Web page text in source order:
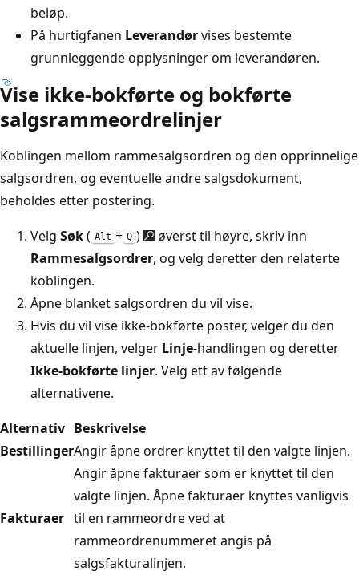
beløp.
På hurtigfanen Leverandørvises bestemte
grunnleggende opplysninger om leverandøren.
Vise ikke-bokførte og bokførte
salgsrammeordrelinjer
Koblingen mellom rammesalgsordren og den opprinnelige
salgsordren, og eventuelle andre salgsdokument,
beholdes etter postering.
Velg Søk( Alt + Q )
øverst til høyre, skriv inn
Rammesalgsordrer, og velg deretter den relaterte
koblingen.
Åpne blanket salgsordren du vil vise.
Hvis du vil vise ikke-bokførte poster, velger du den
aktuelle linjen, velger Linje-handlingen og deretter
Ikke-bokførte linjer. Velg ett av følgende
alternativene.
Alternativ Beskrivelse
BestillingerAngir åpne ordrer knyttet til den valgte linjen.
Fakturaer
Angir åpne fakturaer som er knyttet til den
valgte linjen. Åpne fakturaer knyttes vanligvis
til en rammeordre ved at
rammeordrenummeret angis på
salgsfakturalinjen.